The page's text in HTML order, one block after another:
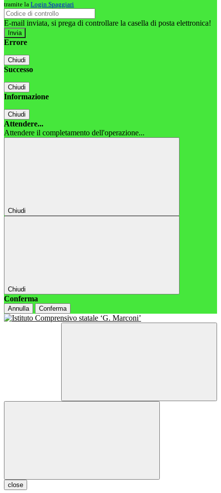
tramite la Login Spaggiari
E-mail inviata, si prega di controllare la casella di posta elettronica!
Errore
Chiudi
Successo
Chiudi
Informazione
Chiudi
Attendere...
Attendere il completamento dell'operazione...
Chiudi
Chiudi
Conferma
Annulla Conferma
close